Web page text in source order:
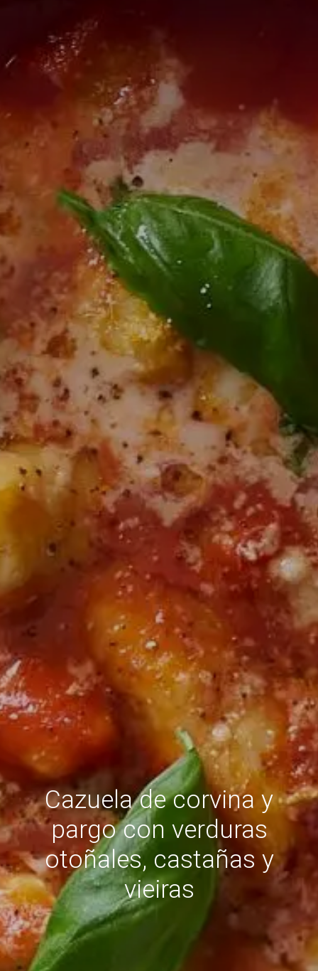
Cazuela de corvina y
pargo con verduras
otoñales, castañas y
vieiras